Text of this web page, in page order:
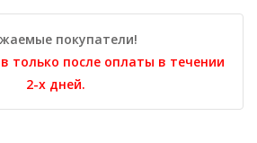
покупатели!
только после оплаты в течении
2-х дней.